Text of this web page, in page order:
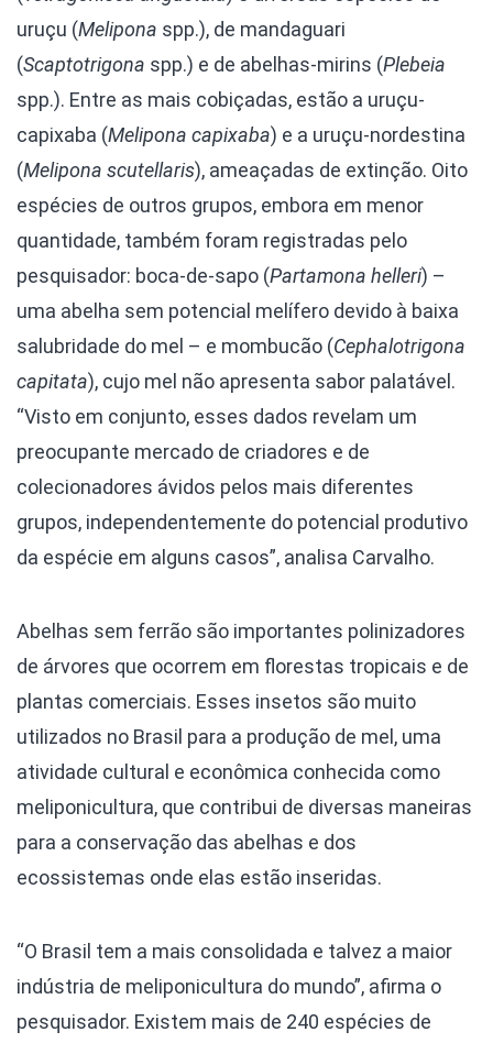
uruçu (Melipona spp.), de mandaguari
(Scaptotrigona spp.) e de abelhas-mirins (Plebeia
spp.). Entre as mais cobiçadas, estão a uruçu-
capixaba (Melipona capixaba) e a uruçu-nordestina
(Melipona scutellaris), ameaçadas de extinção. Oito
espécies de outros grupos, embora em menor
quantidade, também foram registradas pelo
pesquisador: boca-de-sapo (Partamona helleri) –
uma abelha sem potencial melífero devido à baixa
salubridade do mel – e mombucão (Cephalotrigona
capitata), cujo mel não apresenta sabor palatável.
“Visto em conjunto, esses dados revelam um
preocupante mercado de criadores e de
colecionadores ávidos pelos mais diferentes
grupos, independentemente do potencial produtivo
da espécie em alguns casos”, analisa Carvalho.
Abelhas sem ferrão são importantes polinizadores
de árvores que ocorrem em florestas tropicais e de
plantas comerciais. Esses insetos são muito
utilizados no Brasil para a produção de mel, uma
atividade cultural e econômica conhecida como
meliponicultura, que contribui de diversas maneiras
para a conservação das abelhas e dos
ecossistemas onde elas estão inseridas.
“O Brasil tem a mais consolidada e talvez a maior
indústria de meliponicultura do mundo”, afirma o
pesquisador. Existem mais de 240 espécies de